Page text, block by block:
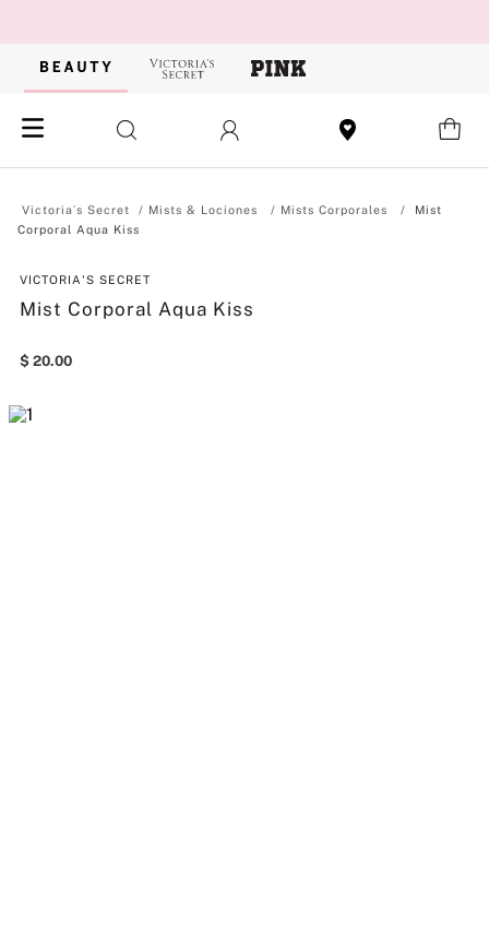
Mists & Lociones Mists Corporales
Mist
Corporal Aqua Kiss
VICTORIA'S SECRET
Mist Corporal Aqua Kiss
$ 20.00